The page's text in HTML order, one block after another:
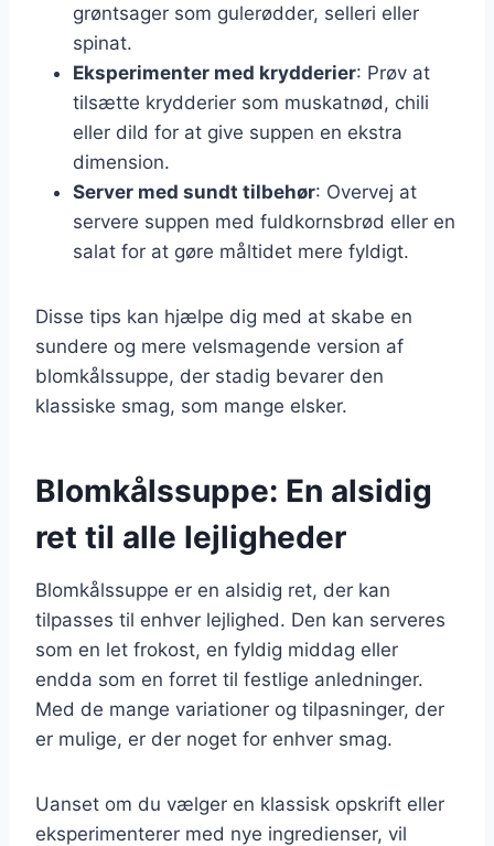
grøntsager som gulerødder, selleri eller
spinat.
Eksperimenter med krydderier: Prøv at
tilsætte krydderier som muskatnød, chili
eller dild for at give suppen en ekstra
dimension.
Server med sundt tilbehør: Overvej at
servere suppen med fuldkornsbrød eller en
salat for at gøre måltidet mere fyldigt.
Disse tips kan hjælpe dig med at skabe en
sundere og mere velsmagende version af
blomkålssuppe, der stadig bevarer den
klassiske smag, som mange elsker.
Blomkålssuppe: En alsidig
ret til alle lejligheder
Blomkålssuppe er en alsidig ret, der kan
tilpasses til enhver lejlighed. Den kan serveres
som en let frokost, en fyldig middag eller
endda som en forret til festlige anledninger.
Med de mange variationer og tilpasninger, der
er mulige, er der noget for enhver smag.
Uanset om du vælger en klassisk opskrift eller
eksperimenterer med nye ingredienser, vil